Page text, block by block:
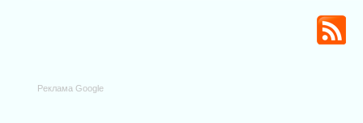
Реклама Google